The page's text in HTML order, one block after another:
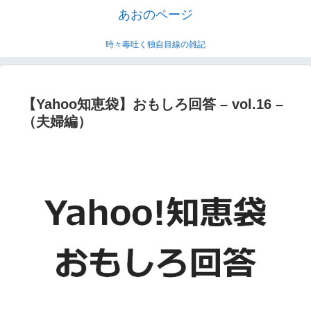
あおのページ
時々毒吐く独自目線の雑記
【Yahoo知恵袋】おもしろ回答 – vol.16 –
（夫婦編）